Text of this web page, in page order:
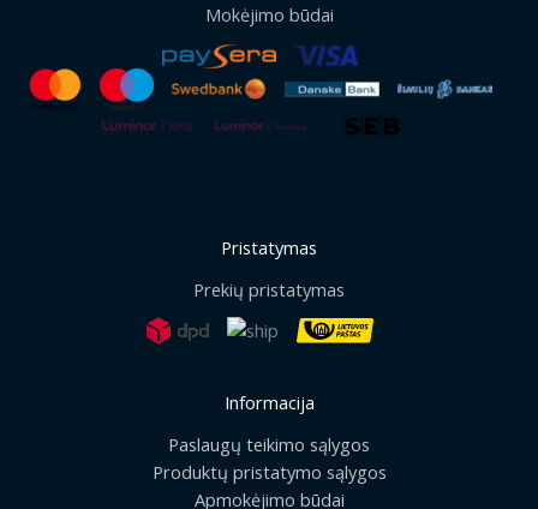
Mokėjimo būdai
Pristatymas
Prekių pristatymas
Informacija
Paslaugų teikimo sąlygos
Produktų pristatymo sąlygos
Apmokėjimo būdai